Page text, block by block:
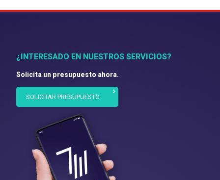
¿INTERESADO EN NUESTROS SERVICIOS?
Solicita un presupuesto ahora.
SOLICITAR PRESUPUESTO